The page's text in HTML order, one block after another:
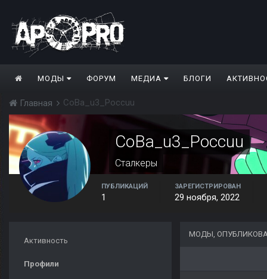
МОДЫ ФОРУМ МЕДИА БЛОГИ
Главная CoBa_u3_Poccuu
CoBa_u3_Poccuu
Сталкеры
ПУБЛИКАЦИЙ
1
ЗАРЕГИСТРИРОВАН
29 ноября, 2022
Активность
Профили
МОДЫ,